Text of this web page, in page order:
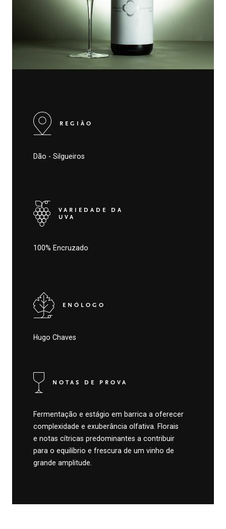
REGIÃO
Dão - Silgueiros
VARIEDADE DA
UVA
100% Encruzado
ENÓLOGO
Hugo Chaves
NOTAS DE PROVA
Fermentação e estágio em barrica a oferecer
complexidade e exuberância olfativa. Florais
e notas cítricas predominantes a contribuir
para o equilíbrio e frescura de um vinho de
grande amplitude.